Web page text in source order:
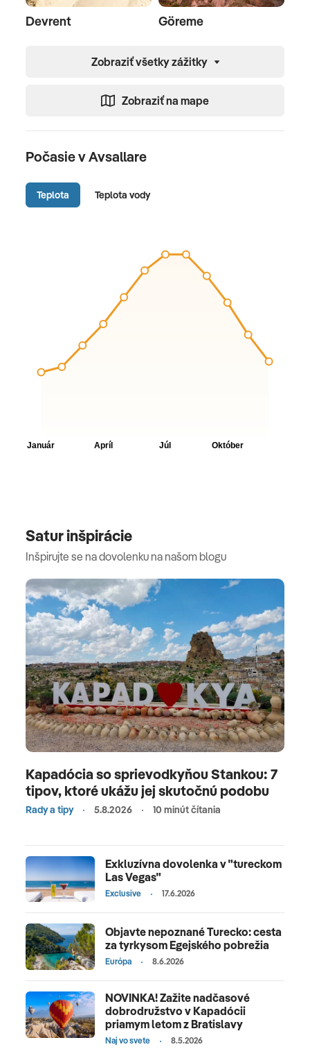
Devrent Göreme
Zobraziť všetky zážitky
Zobraziť na mape
Počasie v Avsallare
Teplota Teplota vody
Satur inšpirácie
Inšpirujte se na dovolenku na našom blogu
Kapadócia so sprievodkyňou Stankou: 7
tipov, ktoré ukážu jej skutočnú podobu
Rady a tipy 5.8.2026 10 minút čítania
Exkluzívna dovolenka v "tureckom
Las Vegas"
Exclusive 17.6.2026
Objavte nepoznané Turecko: cesta
za tyrkysom Egejského pobrežia
Európa 8.6.2026
NOVINKA! Zažite nadčasové
dobrodružstvo v Kapadócii
priamym letom z Bratislavy
Naj vo svete 8.5.2026